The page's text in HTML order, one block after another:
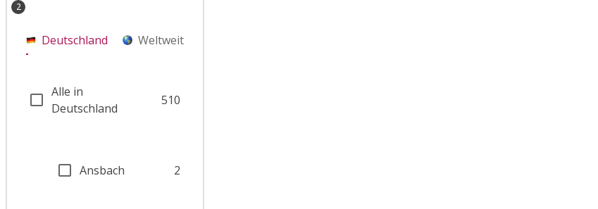
2
Deutschland Weltweit
Alle in
Deutschland
510
Ansbach 2